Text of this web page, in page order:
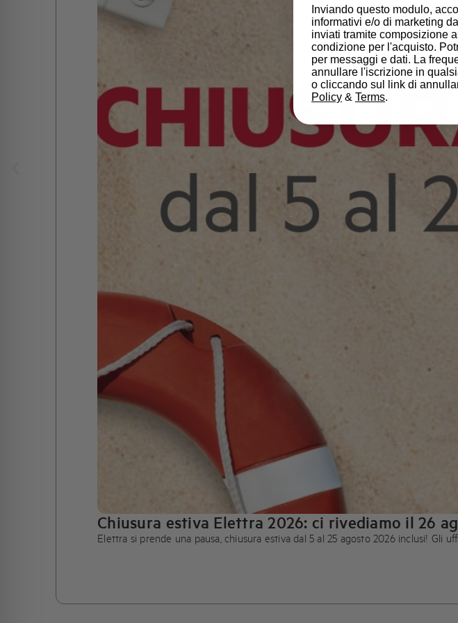
Chiusura estiva Elettra 2026: ci rivediamo il 26
Elettra si prende una pausa, chiusura estiva dal 5 al 25 agosto 2026 inclusi! Gli
Inviando questo modulo,
informativi e/o di marketing
inviati tramite composizione
condizione per l'acquisto.
per messaggi e dati. La
annullare l'iscrizione in
o cliccando sul link di
Policy & Terms.